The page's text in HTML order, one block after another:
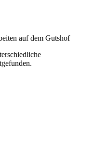
auf dem Gutshof